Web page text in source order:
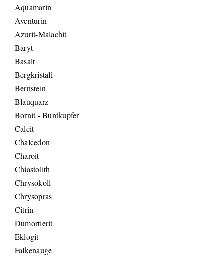
Aquamarin
Aventurin
Azurit-Malachit
Baryt
Basalt
Bergkristall
Bernstein
Blauquarz
Bornit - Buntkupfer
Calcit
Chalcedon
Charoit
Chiastolith
Chrysokoll
Chrysopras
Citrin
Dumortierit
Eklogit
Falkenauge